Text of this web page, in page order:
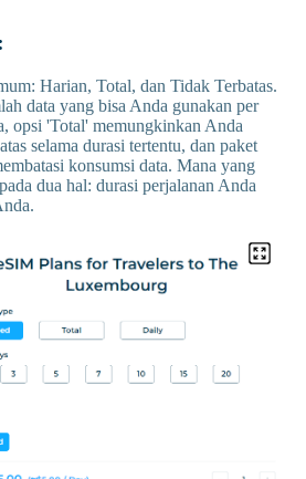
Harian, Total, dan Tidak Terbatas.
data yang bisa Anda gunakan per
opsi 'Total' memungkinkan Anda
selama durasi tertentu, dan paket
konsumsi data. Mana yang
dua hal: durasi perjalanan Anda